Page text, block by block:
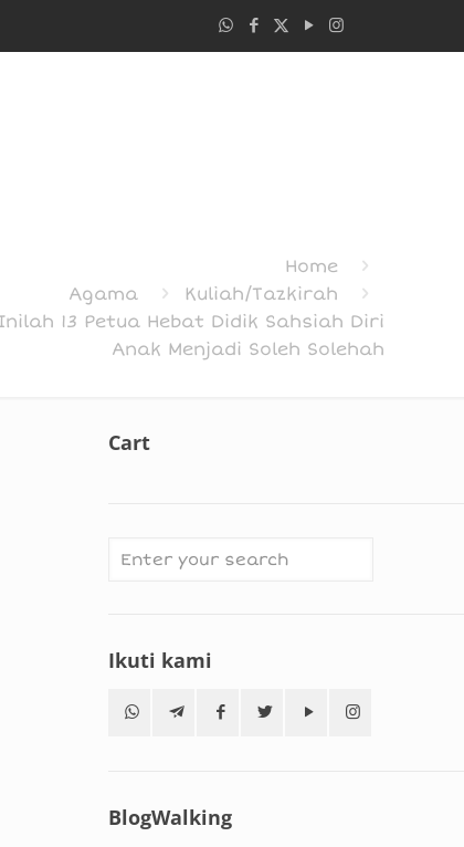
Home
Agama
Kuliah/Tazkirah
Inilah 13 Petua Hebat Didik Sahsiah Diri
Anak Menjadi Soleh Solehah
Cart
Ikuti kami
BlogWalking